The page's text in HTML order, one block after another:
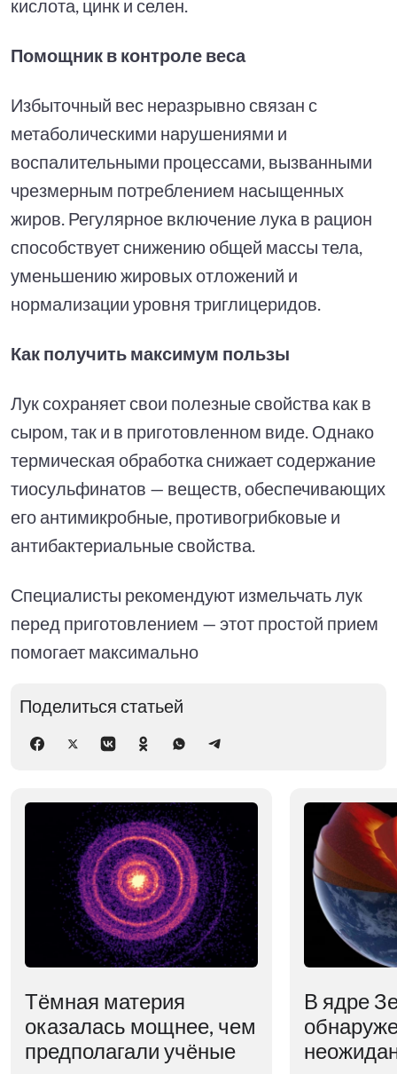
кислота, цинк и селен.
Помощник в контроле веса
Избыточный вес неразрывно связан с
метаболическими нарушениями и
воспалительными процессами, вызванными
чрезмерным потреблением насыщенных
жиров. Регулярное включение лука в рацион
способствует снижению общей массы тела,
уменьшению жировых отложений и
нормализации уровня триглицеридов.
Как получить максимум пользы
Лук сохраняет свои полезные свойства как в
сыром, так и в приготовленном виде. Однако
термическая обработка снижает содержание
тиосульфинатов — веществ, обеспечивающих
его антимикробные, противогрибковые и
антибактериальные свойства.
Специалисты рекомендуют измельчать лук
перед приготовлением — этот простой прием
помогает максимально
Поделиться статьей
Тёмная материя
оказалась мощнее, чем
предполагали учёные
В ядре